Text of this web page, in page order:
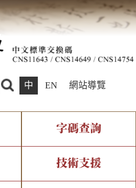
中 EN 網站導覽
全字庫現況
字碼查詢
部件查詢
技術支援